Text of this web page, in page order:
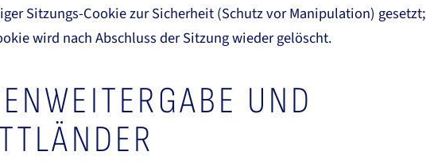
Sitzungs-Cookie zur Sicherheit (Schutz vor Manipulation) gesetzt;
wird nach Abschluss der Sitzung wieder gelöscht.
UND